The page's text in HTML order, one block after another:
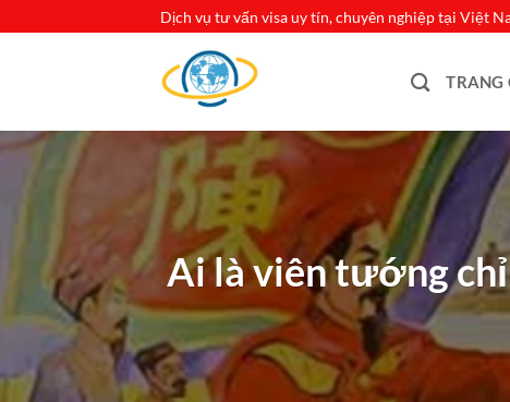
Dịch vụ tư vấn visa uy tín, chuyên nghiệp tại Việt
TRANG
Ai là viên tướng